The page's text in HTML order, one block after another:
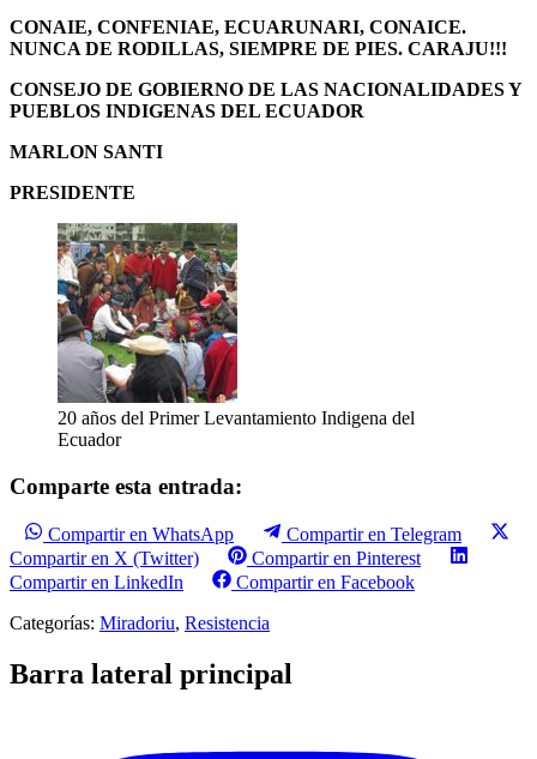
CONAIE, CONFENIAE, ECUARUNARI, CONAICE.
NUNCA DE RODILLAS, SIEMPRE DE PIES. CARAJU!!!
CONSEJO DE GOBIERNO DE LAS NACIONALIDADES Y
PUEBLOS INDIGENAS DEL ECUADOR
MARLON SANTI
PRESIDENTE
20 años del Primer Levantamiento Indigena del
Ecuador
Comparte esta entrada:
Compartir en WhatsApp
Compartir en Telegram
Compartir en X (Twitter)
Compartir en Pinterest
Compartir en LinkedIn
Compartir en Facebook
Categorías: Miradoriu, Resistencia
Barra lateral principal